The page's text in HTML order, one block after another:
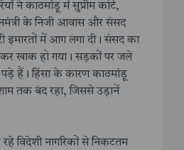
ने काठमांडू में सुप्रीम कोर्ट,
के निजी आवास और संसद
इमारतों में आग लगा दी। संसद का
खाक हो गया। सड़कों पर जले
हैं। हिंसा के कारण काठमांडू
तक बंद रहा, जिससे उड़ानें
विदेशी नागरिकों से निकटतम